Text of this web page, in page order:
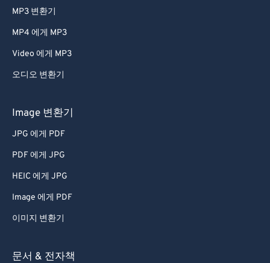
MP3 변환기
MP4 에게 MP3
Video 에게 MP3
오디오 변환기
Image 변환기
JPG 에게 PDF
PDF 에게 JPG
HEIC 에게 JPG
Image 에게 PDF
이미지 변환기
문서 & 전자책